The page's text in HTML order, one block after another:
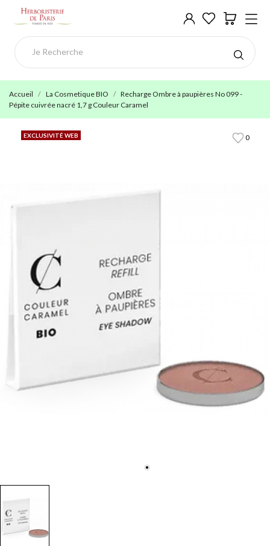
Accueil La Cosmetique BIO
Recharge Ombre à paupières No 099 -
Pépite cuivrée nacré 1,7 g Couleur Caramel
0
EXCLUSIVITÉ WEB